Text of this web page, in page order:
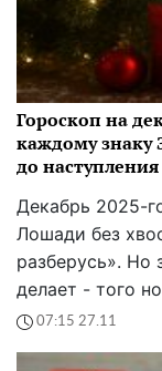
Гороскоп на
каждому знаку
до
Декабрь 2025-
Лошади без
разберусь». Но
делает - того
07:15 27.11